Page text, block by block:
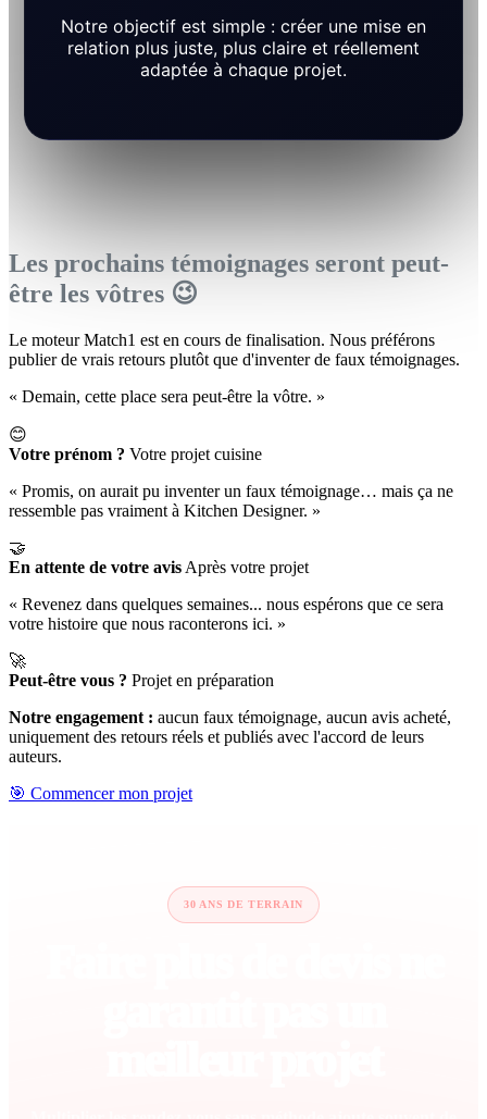
Notre objectif est simple : créer une mise en
relation plus juste, plus claire et réellement
adaptée à chaque projet.
Les prochains témoignages seront peut-
être les vôtres 😉
Le moteur Match1 est en cours de finalisation. Nous préférons
publier de vrais retours plutôt que d'inventer de faux témoignages.
« Demain, cette place sera peut-être la vôtre. »
😊
Votre prénom ? Votre projet cuisine
« Promis, on aurait pu inventer un faux témoignage… mais ça ne
ressemble pas vraiment à Kitchen Designer. »
🤝
En attente de votre avis Après votre projet
« Revenez dans quelques semaines... nous espérons que ce sera
votre histoire que nous raconterons ici. »
🚀
Peut-être vous ? Projet en préparation
Notre engagement : aucun faux témoignage, aucun avis acheté,
uniquement des retours réels et publiés avec l'accord de leurs
auteurs.
🎯 Commencer mon projet
30 ANS DE TERRAIN